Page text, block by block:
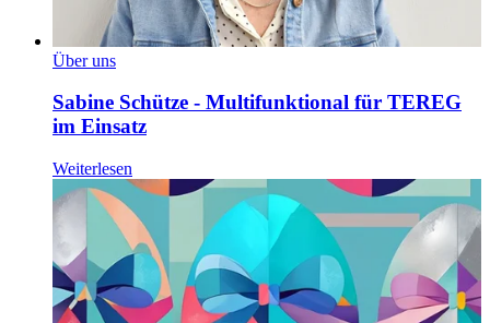
Über uns
Sabine Schütze - Multifunktional für TEREG
im Einsatz
Weiterlesen